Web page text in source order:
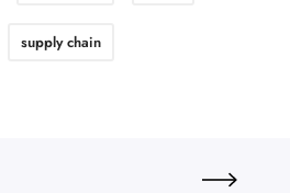
supply chain